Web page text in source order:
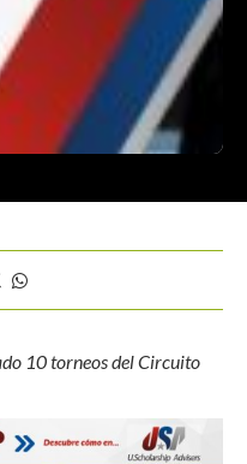
10 torneos del Circuito